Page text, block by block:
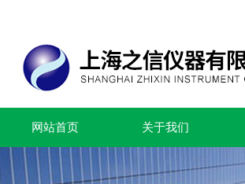
网站首页 关于我们